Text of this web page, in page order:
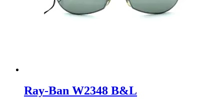
Ray-Ban W2348 B&L